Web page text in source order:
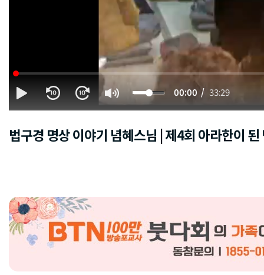
00:00 33:29
법구경 명상 이야기 념혜스님 | 제4회 아라한이